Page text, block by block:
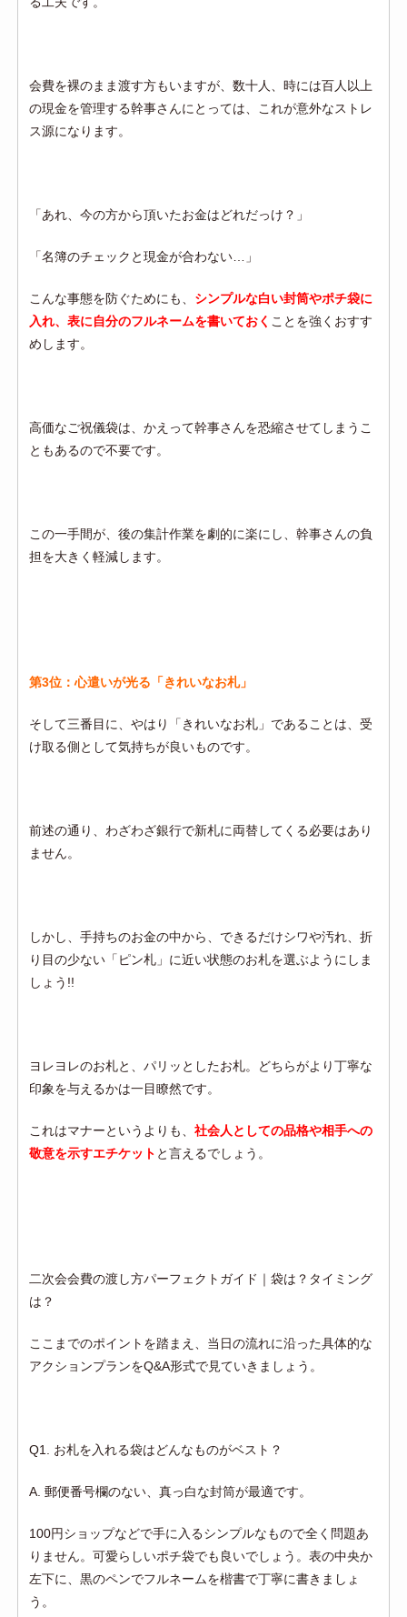
会費を裸のまま渡す方もいますが、数十人、時には百人以上
の現金を管理する幹事さんにとっては、これが意外なストレ
ス源になります。
「あれ、今の方から頂いたお金はどれだっけ？」
「名簿のチェックと現金が合わない…」
こんな事態を防ぐためにも、 シンプルな白い封筒やポチ袋に
入れ、表に自分のフルネームを書いておく ことを強くおすす
めします。
高価なご祝儀袋は、かえって幹事さんを恐縮させてしまうこ
ともあるので不要です。
この一手間が、後の集計作業を劇的に楽にし、幹事さんの負
担を大きく軽減します。
第3位：心遣いが光る「きれいなお札」
そして三番目に、やはり「きれいなお札」であることは、受
け取る側として気持ちが良いものです。
前述の通り、わざわざ銀行で新札に両替してくる必要はあり
ません。
しかし、手持ちのお金の中から、できるだけシワや汚れ、折
り目の少ない「ピン札」に近い状態のお札を選ぶようにしま
しょう!!
ヨレヨレのお札と、パリッとしたお札。どちらがより丁寧な
印象を与えるかは一目瞭然です。
これはマナーというよりも、社会人としての品格や相手への
敬意を示すエチケット と言えるでしょう。
二次会会費の渡し方パーフェクトガイド｜袋は？タイミング
は？
ここまでのポイントを踏まえ、当日の流れに沿った具体的な
アクションプランをQ&A形式で見ていきましょう。
Q1. お札を入れる袋はどんなものがベスト？
A. 郵便番号欄のない、真っ白な封筒が最適です。
100円ショップなどで手に入るシンプルなもので全く問題あ
りません。可愛らしいポチ袋でも良いでしょう。表の中央か
左下に、黒のペンでフルネームを楷書で丁寧に書きましょ
う。